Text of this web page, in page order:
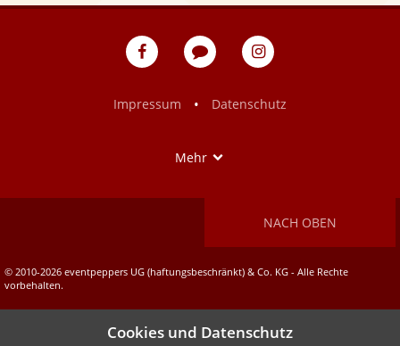
eventpeppers
Blog
eventpeppers
Impressum
• Datenschutz
Mehr
NACH OBEN
© 2010-2026 eventpeppers UG (haftungsbeschränkt) & Co. KG - Alle Rechte
vorbehalten.
Cookies und Datenschutz